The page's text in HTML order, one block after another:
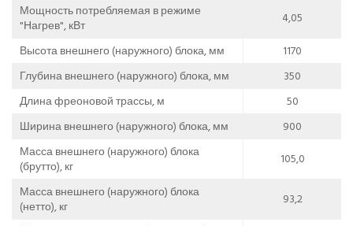
Мощность потребляемая в режиме
"Нагрев", кВт
4,05
Высота внешнего (наружного) блока, мм
1170
Глубина внешнего (наружного) блока, мм
350
Длина фреоновой трассы, м
50
Ширина внешнего (наружного) блока, мм
900
Масса внешнего (наружного) блока
(брутто), кг
105,0
Масса внешнего (наружного) блока
(нетто), кг
93,2